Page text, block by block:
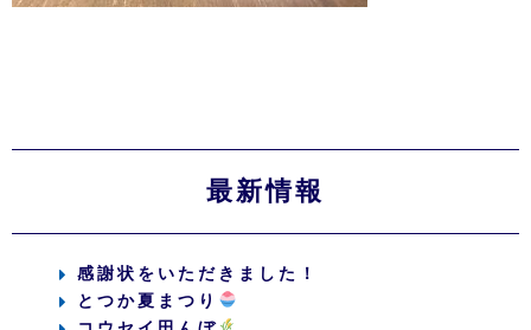
最新情報
感謝状をいただきました！
とつか夏まつり